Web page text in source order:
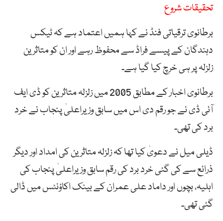
تحقیقات شروع
برطانوی ترقیاتی فنڈ نے کہا ہمیں اعتماد ہے کہ ٹیکس
دہندگان کے پیسے فراڈ سے محفوظ رہے اور ان کو متاثرین
زلزلہ پر ہی خرچ کیا گیا ہے۔
برطانوی اخبار کے مطابق 2005 میں زلزلہ متاثرین کو ڈی ایف
آئی ڈی نے جو رقم دی اس میں سابق وزیراعلیٰ پنجاب نے خرد
برد کی تھی۔
ڈیلی میل نے دعویٰ کیا تھا کہ زلزلہ متاثرین کی امداد اور دیگر
ذرائع سے کی گئی خرد برد کی رقم سابق وزیراعلیٰ پنجاب کی
اہلیہ، بچوں اور داماد علی عمران کے بینک اکاؤنٹس میں ڈالی
گئی تھی۔